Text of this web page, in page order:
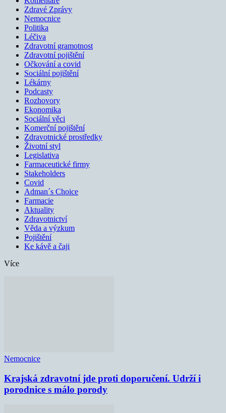
Zdravé Zprávy
Nemocnice
Politika
Léčiva
Zdravotní gramotnost
Zdravotní pojištění
Očkování a covid
Sociální pojištění
Lékárny
Podcasty
Rozhovory
Ekonomika
Sociální věci
Komerční pojištění
Zdravotnické prostředky
Životní styl
Legislativa
Farmaceutické firmy
Stakeholders
Covid
Adman´s Choice
Farmacie
Aktuality
Zdravotnictví
Věda a výzkum
Pojištění
Ke kávě a čaji
Více
Nemocnice
Krajská zdravotní jde proti doporučení. Udrží i
porodnice s málo porody